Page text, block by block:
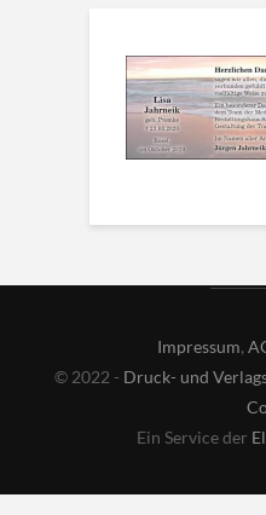
Impressum,
© 2022 - Druck- und
Ein Service der